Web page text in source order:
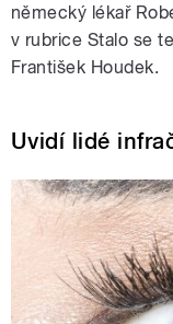
německý lékař
v rubrice Stalo se
František Houdek.
Uvidí lidé